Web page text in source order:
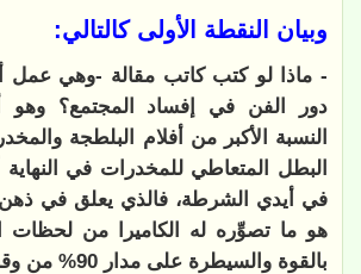
وبيان النقطة الأولى كالتالي:
- ماذا لو كتب كاتب مقالة -وهي عمل
دور الفن في إفساد المجتمع؟ وهو
النسبة الأكبر من أفلام البلطجة
البطل المتعاطي للمخدرات في
في أيدي الشرطة، فالذي يعلق في
هو ما تصوِّره له الكاميرا من لحظات
بالقوة والسيطرة على مدار 90% من وقت العمل الفني.